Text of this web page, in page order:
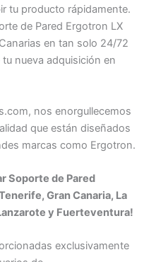
tu producto rápidamente.
de Pared Ergotron LX
en tan solo 24/72
nueva adquisición en
nos enorgullecemos
que están diseñados
marcas como Ergotron.
Soporte de Pared
Gran Canaria, La
y Fuerteventura!
exclusivamente